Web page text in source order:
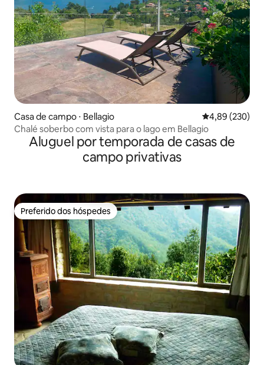
Casa de campo ⋅ Bellagio 4,89 de uma
4,89 (230)
Chalé soberbo com vista para o lago em Bellagio
Aluguel por temporada de casas de
campo privativas
Preferido dos hóspedes
Preferido dos hóspedes